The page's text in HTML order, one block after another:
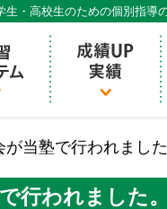
・高校生のための個別指導
当塾で行われました
行われました。